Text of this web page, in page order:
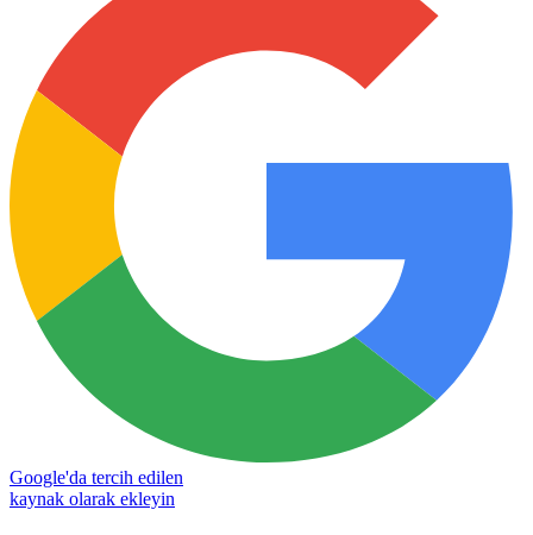
Google'da tercih edilen
kaynak olarak ekleyin